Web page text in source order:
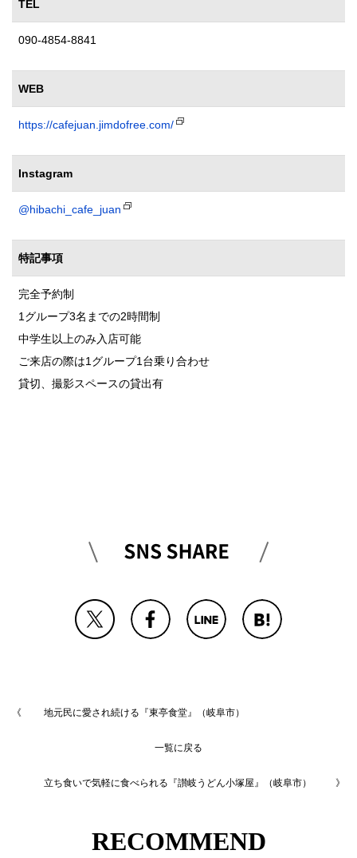
TEL
090-4854-8841
WEB
https://cafejuan.jimdofree.com/
Instagram
@hibachi_cafe_juan
特記事項
完全予約制
1グループ3名までの2時間制
中学生以上のみ入店可能
ご来店の際は1グループ1台乗り合わせ
貸切、撮影スペースの貸出有
地元民に愛され続ける『東亭食堂』（岐阜市）
一覧に戻る
立ち食いで気軽に食べられる『讃岐うどん小塚屋』（岐阜市）
RECOMMEND